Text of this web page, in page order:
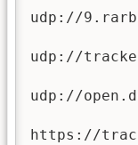
udp://
udp://
udp://
https://